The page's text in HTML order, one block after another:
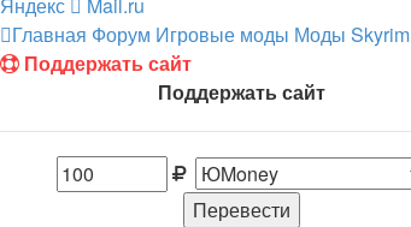
Главная Форум Игровые моды Моды Skyrim
Поддержать сайт
Поддержать сайт